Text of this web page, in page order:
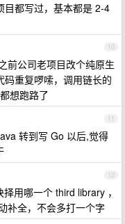
都写过，基本都是 2-4
10
前公司老项目改个纯原生
重复啰嗦，调用链长的
想跑路了
11
转到写 Go 以后,觉得
12
用哪一个 third library ，
补全，不会多打一个字